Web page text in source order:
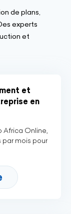
de plans,
experts
et
et
en
Africa Online,
mois pour